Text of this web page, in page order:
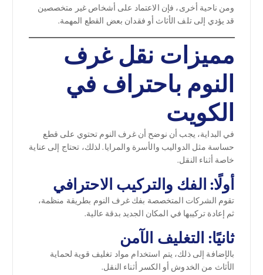
ومن ناحية أخرى، فإن الاعتماد على أشخاص غير متخصصين
قد يؤدي إلى تلف الأثاث أو فقدان بعض القطع المهمة.
مميزات نقل غرف
النوم باحتراف في
الكويت
في البداية، يجب أن نوضح أن غرف النوم تحتوي على قطع
حساسة مثل الدواليب والأسرة والمرايا. لذلك، تحتاج إلى عناية
خاصة أثناء النقل.
أولًا: الفك والتركيب الاحترافي
تقوم الشركات المتخصصة بفك غرف النوم بطريقة منظمة،
ثم إعادة تركيبها في المكان الجديد بدقة عالية.
ثانيًا: التغليف الآمن
بالإضافة إلى ذلك، يتم استخدام مواد تغليف قوية لحماية
الأثاث من الخدوش أو الكسر أثناء النقل.